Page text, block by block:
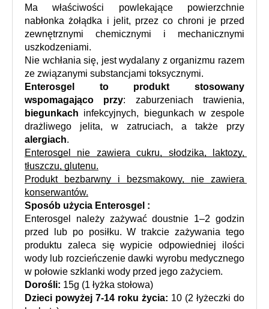
Ma właściwości powlekające powierzchnie
nabłonka żołądka i jelit, przez co chroni je przed
zewnętrznymi chemicznymi i mechanicznymi
uszkodzeniami.
Nie wchłania się, jest wydalany z organizmu razem
ze związanymi substancjami toksycznymi.
Enterosgel to produkt stosowany
wspomagająco przy
biegunkach infekcyjnych, biegunkach w zespole
alergiach.
Enterosgel nie zawiera cukru, słodzika, laktozy,
tłuszczu, glutenu.
Produkt bezbarwny i bezsmakowy, nie zawiera
konserwantów.
Sposób użycia Enterosgel :
Enterosgel należy zażywać doustnie 1–2 godzin
przed lub po posiłku. W trakcie zażywania tego
produktu zaleca się wypicie odpowiedniej ilości
wody lub rozcieńczenie dawki wyrobu medycznego
w połowie szklanki wody przed jego zażyciem.
Dorośli: 15g (1 łyżka stołowa)
Dzieci powyżej 7-14 roku życia: 10 (2 łyżeczki do